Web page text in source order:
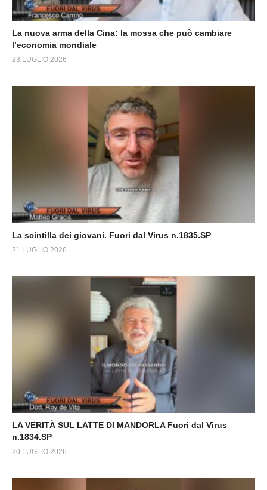
La nuova arma della Cina: la mossa che può cambiare
l’economia mondiale
23 LUGLIO 2026
La scintilla dei giovani. Fuori dal Virus n.1835.SP
21 LUGLIO 2026
LA VERITÀ SUL LATTE DI MANDORLA Fuori dal Virus
n.1834.SP
20 LUGLIO 2026